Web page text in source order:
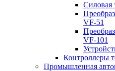
Силовая
VF-51
VF-101
Контроллеры
Промышленная